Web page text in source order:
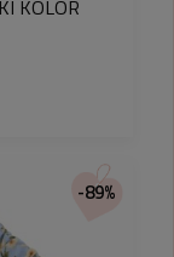
KOLOR
-89%